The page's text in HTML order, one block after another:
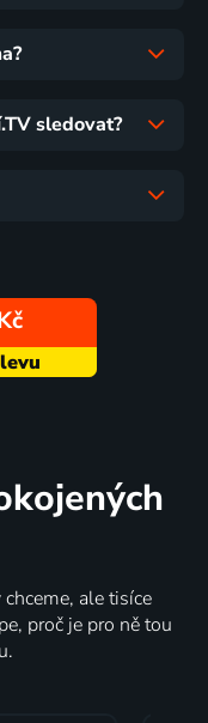
sledovat?
ale tisíce
proč je pro ně tou